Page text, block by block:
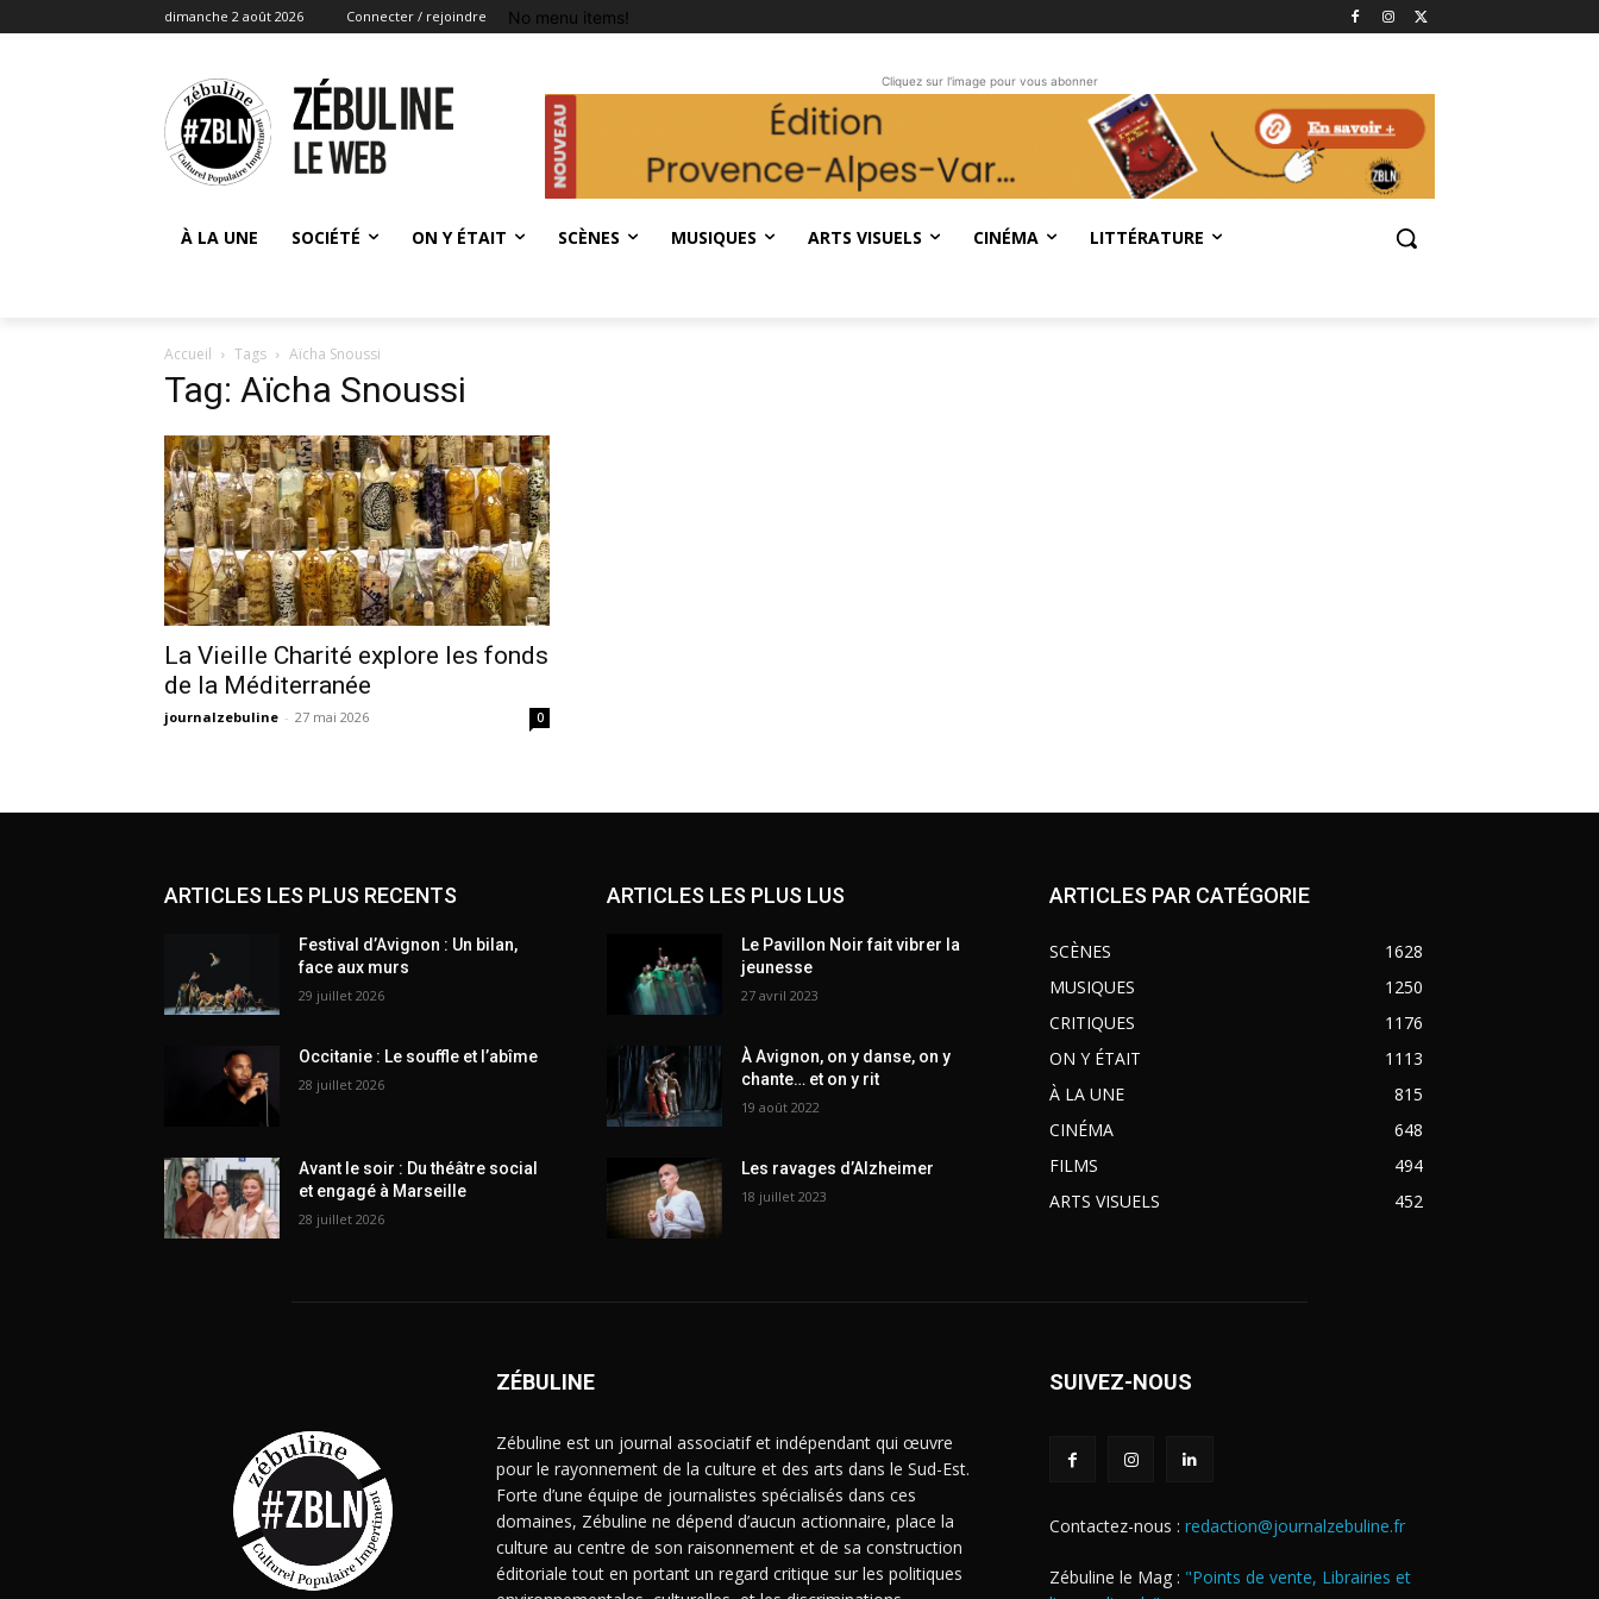
dimanche 2 août 2026 Connecter / rejoindre No menu items!
Cliquez sur l'image pour vous abonner
À LA UNE SOCIÉTÉ ON Y ÉTAIT SCÈNES MUSIQUES ARTS VISUELS CINÉMA LITTÉRATURE
Accueil Tags Aïcha Snoussi
Tag: Aïcha Snoussi
La Vieille Charité explore les fonds
de la Méditerranée
journalzebuline - 27 mai 2026 0
ARTICLES LES PLUS RECENTS
Festival d’Avignon : Un bilan,
face aux murs
29 juillet 2026
Occitanie : Le souffle et l’abîme
28 juillet 2026
Avant le soir : Du théâtre social
et engagé à Marseille
28 juillet 2026
ARTICLES LES PLUS LUS
Le Pavillon Noir fait vibrer la
jeunesse
27 avril 2023
À Avignon, on y danse, on y
chante… et on y rit
19 août 2022
Les ravages d’Alzheimer
18 juillet 2023
ARTICLES PAR CATÉGORIE
SCÈNES
1628
MUSIQUES
1250
CRITIQUES
1176
ON Y ÉTAIT
1113
À LA UNE
815
CINÉMA
648
FILMS
494
ARTS VISUELS
452
ZÉBULINE
Zébuline est un journal associatif et indépendant qui œuvre
pour le rayonnement de la culture et des arts dans le Sud-Est.
Forte d’une équipe de journalistes spécialisés dans ces
domaines, Zébuline ne dépend d’aucun actionnaire, place la
culture au centre de son raisonnement et de sa construction
éditoriale tout en portant un regard critique sur les politiques
SUIVEZ-NOUS
Contactez-nous : redaction@journalzebuline.fr
Zébuline le Mag : "Points de vente, Librairies et